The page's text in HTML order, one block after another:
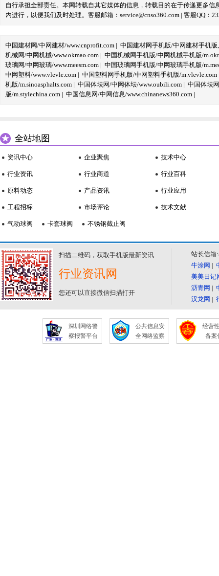
自行承担全部责任。本网转载自其它媒体的信息，转载目的在于传递更多
内进行，以便我们及时处理。客服邮箱：service@cnso360.com | 客服QQ：
中国建材网/中网建材/www.cnprofit.com | 中国建材网手机版/中网建材手机版
机械网/中网机械/www.okmao.com | 中国机械网手机版/中网机械手机版/
玻璃网/中网玻璃/www.meesm.com | 中国玻璃网手机版/中网玻璃手机版/
中网塑料/www.vlevle.com | 中国塑料网手机版/中网塑料手机版/m.vlevle.com
机版/m.sinoasphalts.com | 中国体坛网/中网体坛/www.oubili.com | 中国体坛
版/m.stylechina.com | 中国信息网/中网信息/www.chinanews360.com |
全站地图
资讯中心
行业资讯
原料动态
工程招标
企业聚焦
行业商道
产品资讯
市场评论
技术中心
行业百科
行业应用
技术文献
气动球阀 卡套球阀 不锈钢截止阀
扫描二维码，获取手机版最新资讯
行业资讯网
您还可以直接微信扫描打开
站长信箱
牛涂网 |
美美日记
沥青网 |
汉龙网 |
深圳网络警
察报警平台
公共信息安
全网络监察
经营
备案